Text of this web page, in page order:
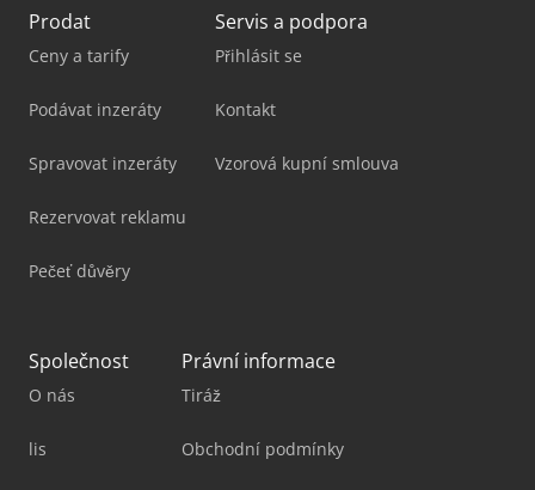
Prodat
Ceny a tarify
Podávat inzeráty
Spravovat inzeráty
Rezervovat reklamu
Pečeť důvěry
Servis a podpora
Přihlásit se
Kontakt
Vzorová kupní smlouva
Společnost
O nás
lis
Právní informace
Tiráž
Obchodní podmínky